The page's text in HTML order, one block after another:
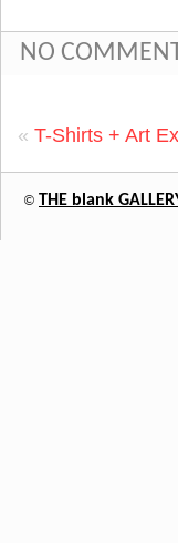
NO
« T-Shirts + Art
© THE blank